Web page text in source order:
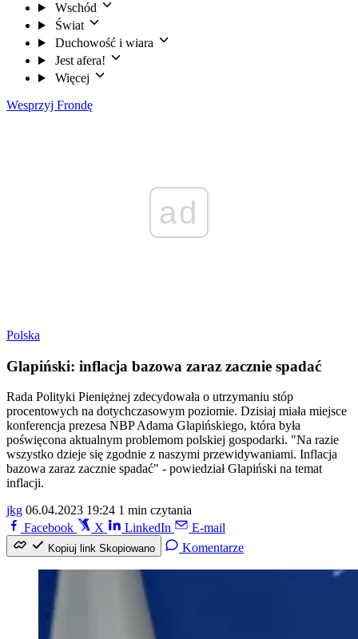
Wschód
Świat
Duchowość i wiara
Jest afera!
Więcej
Wesprzyj Frondę
ad
Polska
Glapiński: inflacja bazowa zaraz zacznie spadać
Rada Polityki Pieniężnej zdecydowała o utrzymaniu stóp
procentowych na dotychczasowym poziomie. Dzisiaj miała miejsce
konferencja prezesa NBP Adama Glapińskiego, która była
poświęcona aktualnym problemom polskiej gospodarki. "Na razie
wszystko dzieje się zgodnie z naszymi przewidywaniami. Inflacja
bazowa zaraz zacznie spadać" - powiedział Glapiński na temat
inflacji.
jkg 06.04.2023 19:24 1 min czytania
Facebook
X LinkedIn E-mail
Kopiuj link Skopiowano Komentarze